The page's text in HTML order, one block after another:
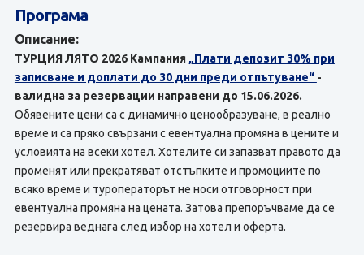
Програма
Описание:
ТУРЦИЯ ЛЯТО 2026 Кампания „Плати депозит 30% при
записване и доплати до 30 дни преди отпътуване“ -
валидна за резервации направени до 15.06.2026.
Обявените цени са с динамично ценообразуване, в реално
време и са пряко свързани с евентуална промяна в цените и
условията на всеки хотел. Хотелите си запазват правото да
променят или прекратяват отстъпките и промоциите по
всяко време и туроператорът не носи отговорност при
евентуална промяна на цената. Затова препоръчваме да се
резервира веднага след избор на хотел и оферта.